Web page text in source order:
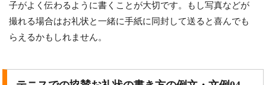
子がよく伝わるように書くことが大切です。もし写真などが
撮れる場合はお礼状と一緒に手紙に同封して送ると喜んでも
らえるかもしれません。